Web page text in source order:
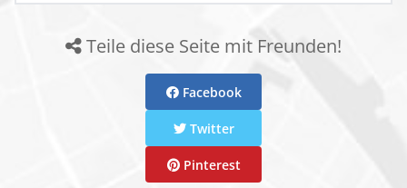
Teile diese Seite mit Freunden!
Facebook
Twitter
Pinterest